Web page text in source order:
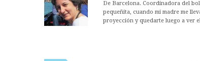
De Barcelona. Coordinadora del
pequeñita, cuando mi madre me
proyección y quedarte luego a ver